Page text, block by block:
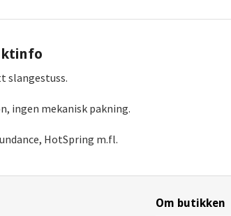
slangestuss.
ingen mekanisk pakning.
HotSpring m.fl.
Om butikken